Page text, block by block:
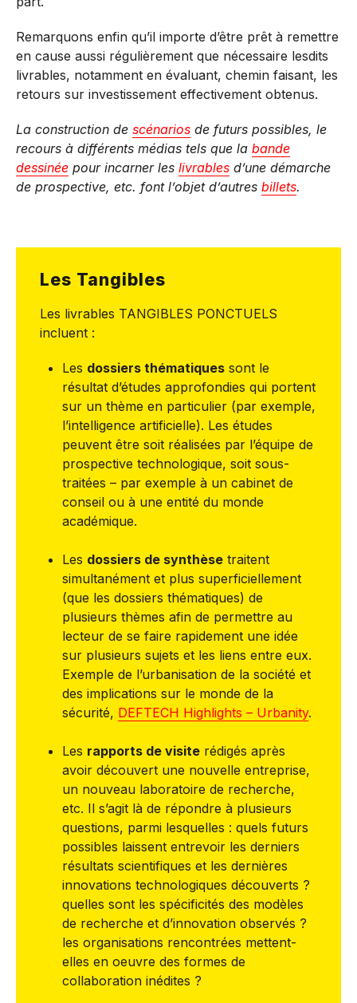
Remarquons enfin qu’il importe d’être prêt à remettre
en cause aussi régulièrement que nécessaire lesdits
livrables, notamment en évaluant, chemin faisant, les
retours sur investissement effectivement obtenus.
La construction de scénarios de futurs possibles, le
recours à différents médias tels que la bande
dessinée pour incarner les livrables d’une démarche
de prospective, etc. font l’objet d’autres billets.
Les Tangibles
Les livrables TANGIBLES PONCTUELS
incluent :
Les dossiers thématiques sont le
résultat d’études approfondies qui portent
sur un thème en particulier (par exemple,
l’intelligence artificielle). Les études
peuvent être soit réalisées par l’équipe de
prospective technologique, soit sous-
traitées – par exemple à un cabinet de
conseil ou à une entité du monde
académique.
Les dossiers de synthèse traitent
simultanément et plus superficiellement
(que les dossiers thématiques) de
plusieurs thèmes afin de permettre au
lecteur de se faire rapidement une idée
sur plusieurs sujets et les liens entre eux.
Exemple de l’urbanisation de la société et
des implications sur le monde de la
sécurité, DEFTECH Highlights – Urbanity.
Les rapports de visite rédigés après
avoir découvert une nouvelle entreprise,
un nouveau laboratoire de recherche,
etc. Il s’agit là de répondre à plusieurs
questions, parmi lesquelles : quels futurs
possibles laissent entrevoir les derniers
résultats scientifiques et les dernières
innovations technologiques découverts ?
quelles sont les spécificités des modèles
de recherche et d’innovation observés ?
les organisations rencontrées mettent-
elles en oeuvre des formes de
collaboration inédites ?